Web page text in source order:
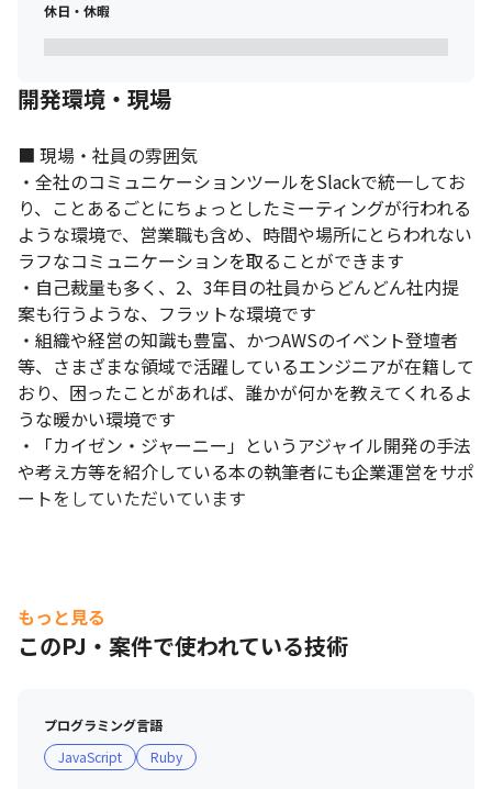
休日・休暇
開発環境・現場
■ 現場・社員の雰囲気
・全社のコミュニケーションツールをSlackで統一してお
り、ことあるごとにちょっとしたミーティングが行われる
ような環境で、営業職も含め、時間や場所にとらわれない
ラフなコミュニケーションを取ることができます
・自己裁量も多く、2、3年目の社員からどんどん社内提
案も行うような、フラットな環境です
・組織や経営の知識も豊富、かつAWSのイベント登壇者
等、さまざまな領域で活躍しているエンジニアが在籍して
おり、困ったことがあれば、誰かが何かを教えてくれるよ
うな暖かい環境です
・「カイゼン・ジャーニー」というアジャイル開発の手法
や考え方等を紹介している本の執筆者にも企業運営をサポ
ートをしていただいています
もっと見る
このPJ・案件で使われている技術
プログラミング言語
JavaScript
Ruby